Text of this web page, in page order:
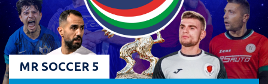
MR SOCCER 5